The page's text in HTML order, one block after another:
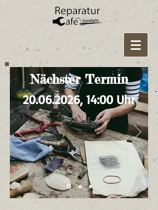
Nächster Termin
20.06.2026, 14:00 Uhr